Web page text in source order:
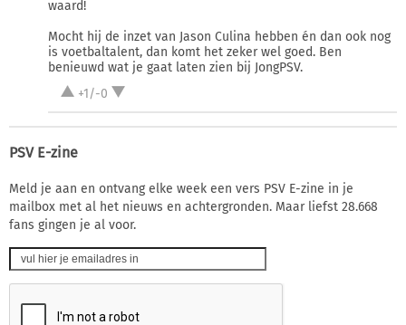
waard!
Mocht hij de inzet van Jason Culina hebben én dan ook nog
is voetbaltalent, dan komt het zeker wel goed. Ben
benieuwd wat je gaat laten zien bij JongPSV.
+1/-0
PSV E-zine
Meld je aan en ontvang elke week een vers PSV E-zine in je
mailbox met al het nieuws en achtergronden. Maar liefst 28.668
fans gingen je al voor.